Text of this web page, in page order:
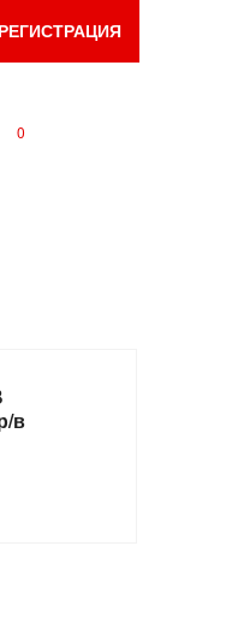
РЕГИСТРАЦИЯ
0
в